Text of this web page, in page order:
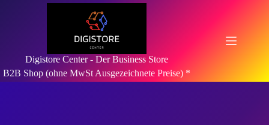
Digistore Center - Der Business Store
B2B Shop (ohne MwSt Ausgezeichnete Preise) *